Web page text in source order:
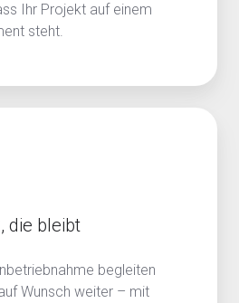
Ihr Projekt auf einem
steht.
die bleibt
begleiten
Wunsch weiter – mit